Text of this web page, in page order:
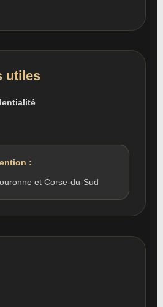
utiles
:
et Corse-du-Sud